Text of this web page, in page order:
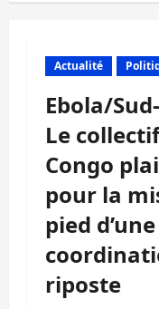
Actualité
Ebola/
Le
Congo
pour la
pied d’une
riposte